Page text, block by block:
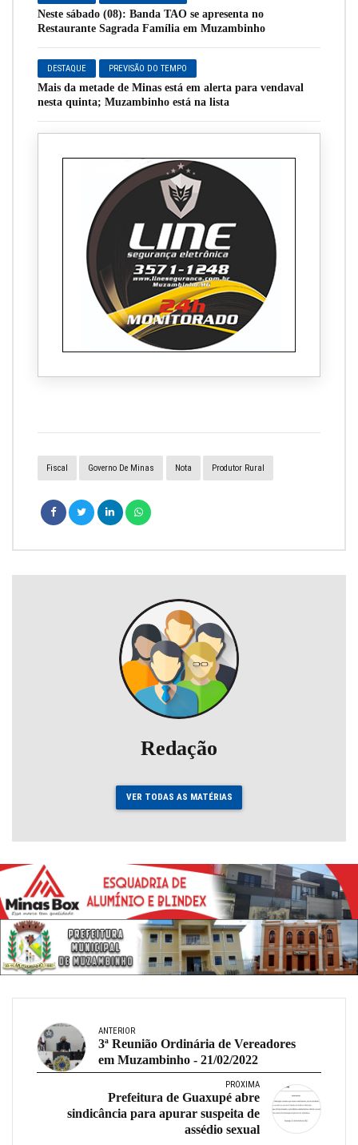
Neste sábado (08): Banda TAO se apresenta no
Restaurante Sagrada Família em Muzambinho
DESTAQUE PREVISÃO DO TEMPO
Mais da metade de Minas está em alerta para vendaval
nesta quinta; Muzambinho está na lista
Fiscal Governo De Minas Nota Produtor Rural
Redação
VER TODAS AS MATÉRIAS
ANTERIOR
3ª Reunião Ordinária de Vereadores
em Muzambinho - 21/02/2022
PRÓXIMA
Prefeitura de Guaxupé abre
sindicância para apurar suspeita de
assédio sexual